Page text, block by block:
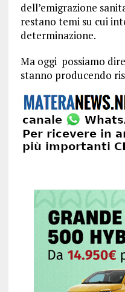
dell’emigrazione
restano temi su cui
determinazione.
Ma oggi possiamo
stanno producendo